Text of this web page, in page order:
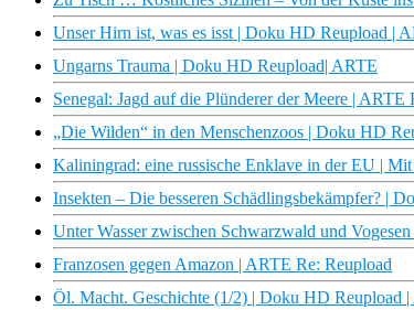
Unser Hirn ist, was es isst | Doku HD Reupload |
Ungarns Trauma | Doku HD Reupload| ARTE
Senegal: Jagd auf die Plünderer der Meere | ARTE
„Die Wilden“ in den Menschenzoos | Doku HD
Kaliningrad: eine russische Enklave in der EU |
Insekten – Die besseren Schädlingsbekämpfer? |
Unter Wasser zwischen Schwarzwald und
Franzosen gegen Amazon | ARTE Re: Reupload
Öl. Macht. Geschichte (1/2) | Doku HD Reupload